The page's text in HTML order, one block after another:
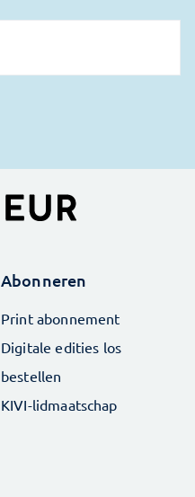
Abonneren
Print abonnement
Digitale edities los
bestellen
KIVI-lidmaatschap